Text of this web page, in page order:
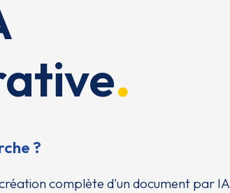
?
complète d'un document par IA